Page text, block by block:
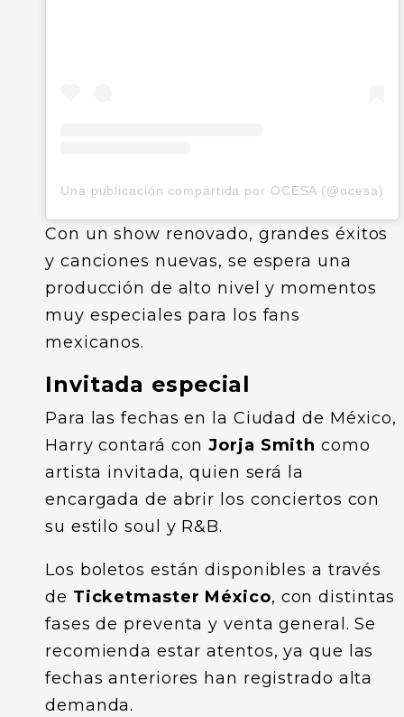
Una publicación compartida por OCESA (@ocesa)
Con un show renovado, grandes éxitos
y canciones nuevas, se espera una
producción de alto nivel y momentos
muy especiales para los fans
mexicanos.
Invitada especial
Para las fechas en la Ciudad de México,
Harry contará conJorja Smith como
artista invitada, quien será la
encargada de abrir los conciertos con
su estilo soul y R&B.
Los boletos están disponibles a través
de Ticketmaster México, con distintas
fases de preventa y venta general. Se
recomienda estar atentos, ya que las
fechas anteriores han registrado alta
demanda.